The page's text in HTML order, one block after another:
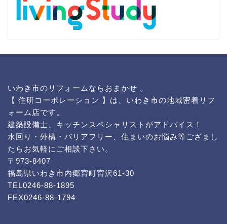
いわき市のリフォームならおまかせ 。
【 住研コーポレーション 】は、いわき市の地域密着リフ
ォーム店です。
建築設備士、キッチンスペシャリストがアドバイス！
水回り・外構・バリアフリー、住まいのお悩み等ござまし
たらお気軽にご相談下さい。
〒973-8407
福島県いわき市内郷宮町宮沢61-30
TEL0246-88-1895
FEX0246-88-1794